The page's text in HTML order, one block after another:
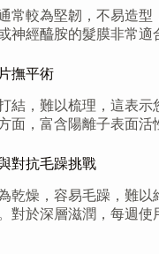
常較為堅韌，不易造
神經醯胺的髮膜非常
撫平術
結，難以梳理，這表
面，富含陽離子表面
對抗毛躁挑戰
乾燥，容易毛躁，難
對於深層滋潤，每週